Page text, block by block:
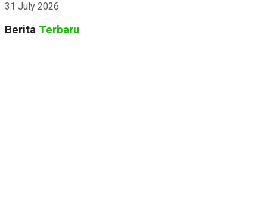
31 July 2026
Berita Terbaru